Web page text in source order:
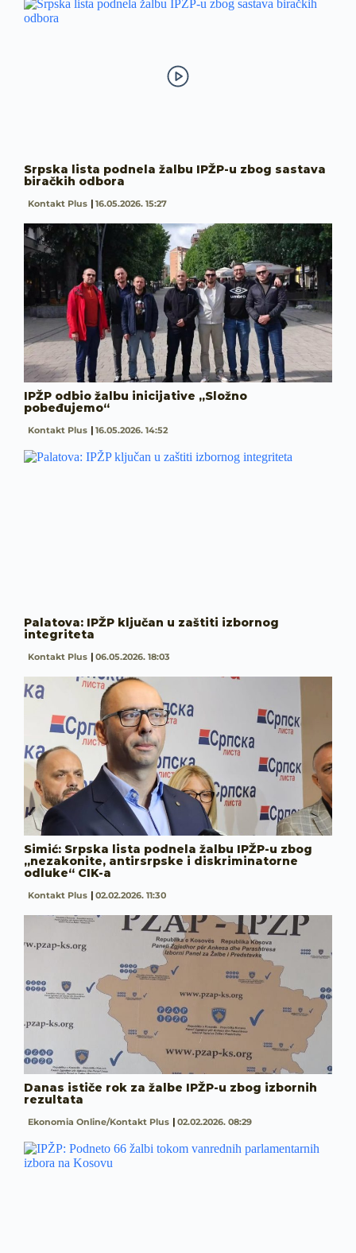
Srpska lista podnela žalbu IPŽP-u zbog sastava
biračkih odbora
Kontakt Plus 16.05.2026. 15:27
IPŽP odbio žalbu inicijative „Složno
pobeđujemo“
Kontakt Plus 16.05.2026. 14:52
Palatova: IPŽP ključan u zaštiti izbornog
integriteta
Kontakt Plus 06.05.2026. 18:03
Simić: Srpska lista podnela žalbu IPŽP-u zbog
„nezakonite, antirsrpske i diskriminatorne
odluke“ CIK-a
Kontakt Plus 02.02.2026. 11:30
Danas ističe rok za žalbe IPŽP-u zbog izbornih
rezultata
Ekonomia Online/Kontakt Plus 02.02.2026. 08:29